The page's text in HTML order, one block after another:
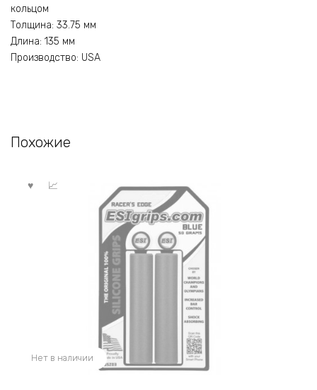
кольцом
Толщина: 33.75 мм
Длина: 135 мм
Производство: USA
Похожие
Нет в наличии